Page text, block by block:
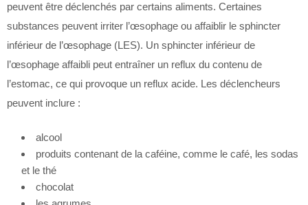
peuvent être déclenchés par certains aliments. Certaines
substances peuvent irriter l’œsophage ou affaiblir le sphincter
inférieur de l’œsophage (LES). Un sphincter inférieur de
l’œsophage affaibli peut entraîner un reflux du contenu de
l’estomac, ce qui provoque un reflux acide. Les déclencheurs
peuvent inclure :
alcool
produits contenant de la caféine, comme le café, les sodas
et le thé
chocolat